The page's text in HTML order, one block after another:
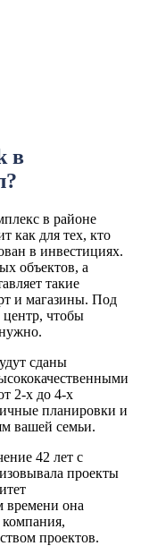
в
в районе
как для тех, кто
в инвестициях.
объектов, а
такие
и магазины. Под
чтобы
сданы
2-х до 4-х
планировки и
вашей семьи.
42 лет с
проекты
времени она
компания,
проектов.